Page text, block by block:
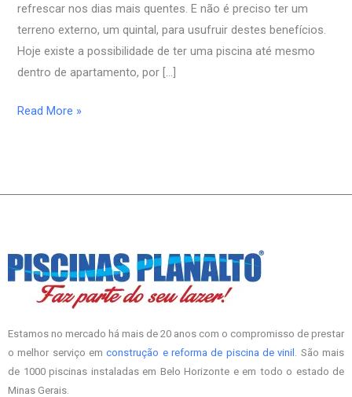
refrescar nos dias mais quentes. E não é preciso ter um
terreno externo, um quintal, para usufruir destes benefícios.
Hoje existe a possibilidade de ter uma piscina até mesmo
dentro de apartamento, por […]
Read More »
Estamos no mercado há mais de 20 anos com o compromisso de prestar
o melhor serviço emconstrução e reforma de piscina de vinil . São mais
de 1000 piscinas instaladas em Belo Horizonte e em todo o estado de
Minas Gerais.